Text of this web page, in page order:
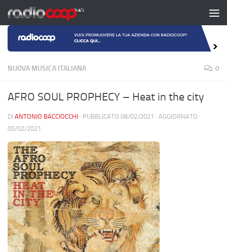
Salta al contenuto
NUOVA MUSICA ITALIANA 0
AFRO SOUL PROPHECY – Heat in the city
DI ANTONIO BACCIOCCHI · PUBBLICATO 08/02/2021 · AGGIORNATO
05/02/2021